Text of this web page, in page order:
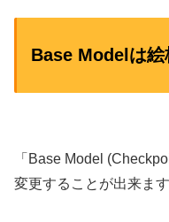
Base Modelは絵
「Base Model
変更することが出来ます